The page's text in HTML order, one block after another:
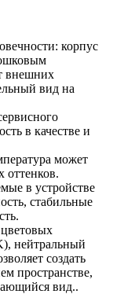
корпус
внешних
вид на
в качестве и
может
оттенков.
в устройстве
стабильные
нейтральный
создать
пространстве,
вид..